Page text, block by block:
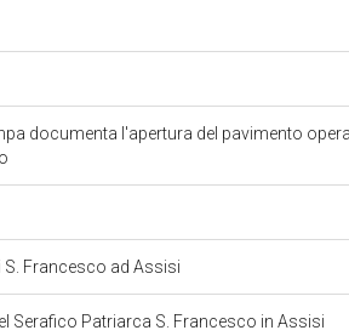
documenta l'apertura del pavimento
Francesco ad Assisi
Serafico Patriarca S. Francesco in Assisi